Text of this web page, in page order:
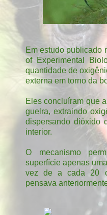
Em estudo publicado
of Experimental
quantidade de
externa em torno da
Eles concluíram que
guelra, extraindo
dispersando dióxido
interior.
O mecanismo
superfície apenas
vez de a cada 20
pensava